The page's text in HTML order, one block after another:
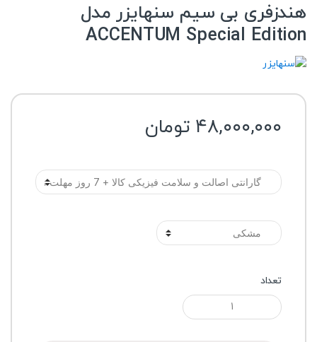
هندزفری بی سیم سنهایزر مدل
ACCENTUM Special Edition
۴۸,۰۰۰,۰۰۰ تومان
تعداد